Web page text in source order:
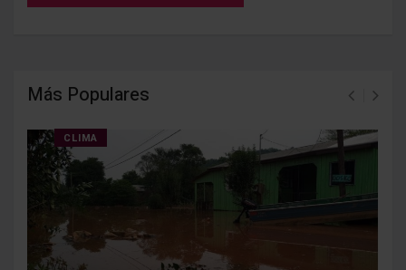
Más Populares
CLIMA